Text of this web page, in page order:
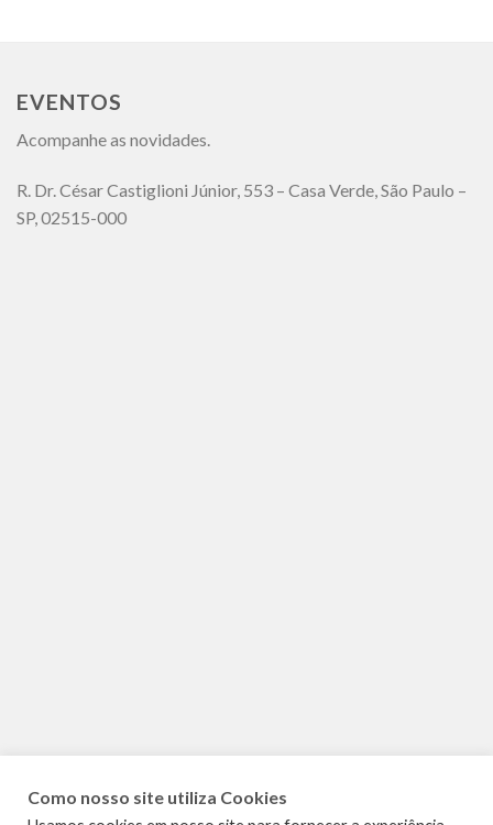
EVENTOS
Acompanhe as novidades.
R. Dr. César Castiglioni Júnior, 553 – Casa Verde, São Paulo –
SP, 02515-000
Como nosso site utiliza Cookies